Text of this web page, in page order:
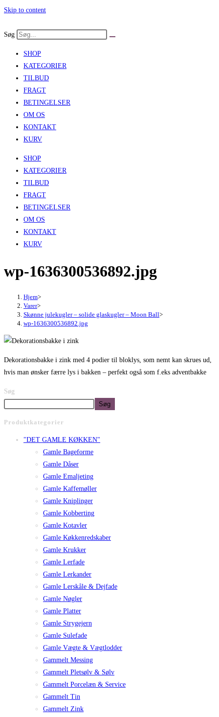
Skip to content
Søg
SHOP
KATEGORIER
TILBUD
FRAGT
BETINGELSER
OM OS
KONTAKT
KURV
SHOP
KATEGORIER
TILBUD
FRAGT
BETINGELSER
OM OS
KONTAKT
KURV
wp-1636300536892.jpg
Hjem>
Varer>
Skønne julekugler – solide glaskugler – Moon Ball>
wp-1636300536892.jpg
Dekorationsbakke i zink med 4 podier til bloklys, som nemt kan skrues ud,
hvis man ønsker færre lys i bakken – perfekt også som f.eks adventbakke
Søg
Søg
Produktkategorier
"DET GAMLE KØKKEN"
Gamle Bageforme
Gamle Dåser
Gamle Emaljeting
Gamle Kaffemøller
Gamle Kniplinger
Gamle Kobberting
Gamle Kotavler
Gamle Køkkenredskaber
Gamle Krukker
Gamle Lerfade
Gamle Lerkander
Gamle Lerskåle & Dejfade
Gamle Nøgler
Gamle Platter
Gamle Strygejern
Gamle Sulefade
Gamle Vægte & Vægtlodder
Gammelt Messing
Gammelt Pletsølv & Sølv
Gammelt Porcelæn & Service
Gammelt Tin
Gammelt Zink